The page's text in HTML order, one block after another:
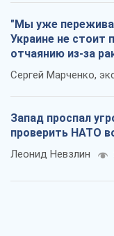
"Мы уже
Украине не стоит
отчаянию из-за
Сергей Марченко,
Запад проспал
проверить НАТО
Леонид Невзлин